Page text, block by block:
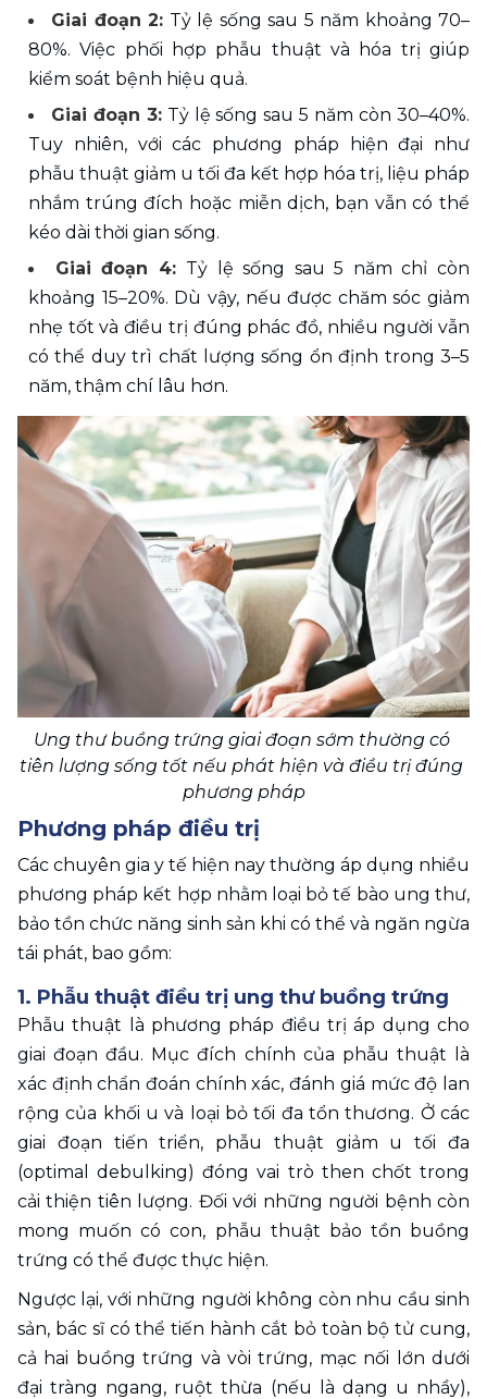
Giai đoạn 2: Tỷ lệ sống sau 5 năm khoảng 70–
80%. Việc phối hợp phẫu thuật và hóa trị giúp
kiểm soát bệnh hiệu quả.
Giai đoạn 3: Tỷ lệ sống sau 5 năm còn 30–40%.
Tuy nhiên, với các phương pháp hiện đại như
phẫu thuật giảm u tối đa kết hợp hóa trị, liệu pháp
nhắm trúng đích hoặc miễn dịch, bạn vẫn có thể
kéo dài thời gian sống.
Giai đoạn 4: Tỷ lệ sống sau 5 năm chỉ còn
khoảng 15–20%. Dù vậy, nếu được chăm sóc giảm
nhẹ tốt và điều trị đúng phác đồ, nhiều người vẫn
có thể duy trì chất lượng sống ổn định trong 3–5
năm, thậm chí lâu hơn.
Ung thư buồng trứng giai đoạn sớm thường có
tiên lượng sống tốt nếu phát hiện và điều trị đúng
phương pháp
Phương pháp điều trị
Các chuyên gia y tế hiện nay thường áp dụng nhiều
phương pháp kết hợp nhằm loại bỏ tế bào ung thư,
bảo tồn chức năng sinh sản khi có thể và ngăn ngừa
tái phát, bao gồm:
1. Phẫu thuật điều trị ung thư buồng trứng
Phẫu thuật là phương pháp điều trị áp dụng cho
giai đoạn đầu. Mục đích chính của phẫu thuật là
xác định chẩn đoán chính xác, đánh giá mức độ lan
rộng của khối u và loại bỏ tối đa tổn thương. Ở các
giai đoạn tiến triển, phẫu thuật giảm u tối đa
(optimal debulking) đóng vai trò then chốt trong
cải thiện tiên lượng. Đối với những người bệnh còn
mong muốn có con, phẫu thuật bảo tồn buồng
trứng có thể được thực hiện.
Ngược lại, với những người không còn nhu cầu sinh
sản, bác sĩ có thể tiến hành cắt bỏ toàn bộ tử cung,
cả hai buồng trứng và vòi trứng, mạc nối lớn dưới
đại tràng ngang, ruột thừa (nếu là dạng u nhầy),